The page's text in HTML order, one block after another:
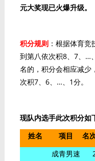
元大奖现已火爆升级。
积分规则：根据体育竞
到第八依次积8、7、…
名的，积分会相应减少
次积7、6、…、1分。
现队内选手此次积分如
姓名
项目 名
成青男速